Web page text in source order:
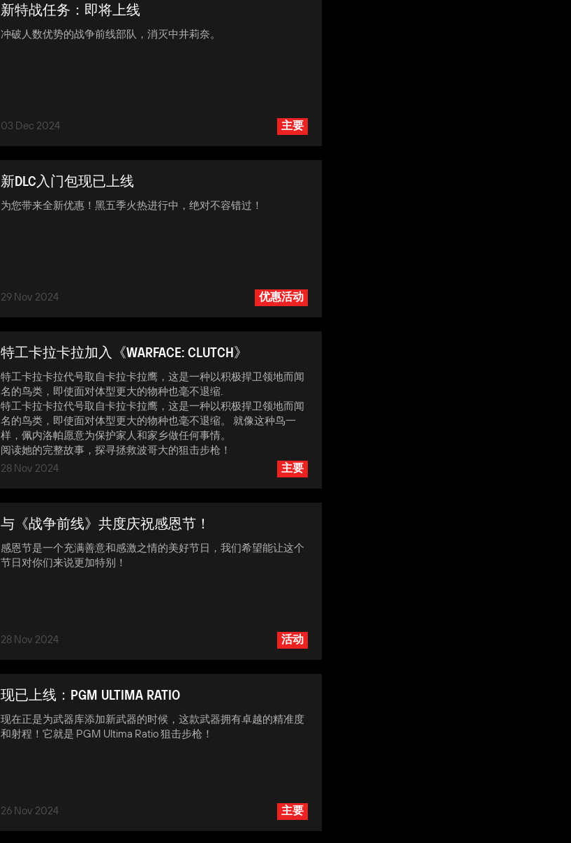
新特战任务：即将上线
冲破人数优势的战争前线部队，消灭中井莉奈。
03 Dec 2024 主要
新DLC入门包现已上线
为您带来全新优惠！黑五季火热进行中，绝对不容错过！
29 Nov 2024 优惠活动
特工卡拉卡拉加入《WARFACE: CLUTCH》
特工卡拉卡拉代号取自卡拉卡拉鹰，这是一种以积极捍卫领地而闻
名的鸟类，即使面对体型更大的物种也毫不退缩.
特工卡拉卡拉代号取自卡拉卡拉鹰，这是一种以积极捍卫领地而闻
名的鸟类，即使面对体型更大的物种也毫不退缩。 就像这种鸟一
样，佩内洛帕愿意为保护家人和家乡做任何事情。
阅读她的完整故事，探寻拯救波哥大的狙击步枪！
28 Nov 2024
主要
与《战争前线》共度庆祝感恩节！
感恩节是一个充满善意和感激之情的美好节日，我们希望能让这个
节日对你们来说更加特别！
28 Nov 2024 活动
现已上线：PGM ULTIMA RATIO
现在正是为武器库添加新武器的时候，这款武器拥有卓越的精准度
和射程！它就是 PGM Ultima Ratio 狙击步枪！
26 Nov 2024 主要